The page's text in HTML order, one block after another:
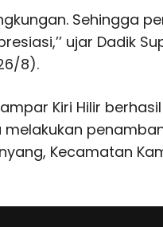
Sehingga
ujar Dadik
8).
Kiri Hilir
Kecamatan